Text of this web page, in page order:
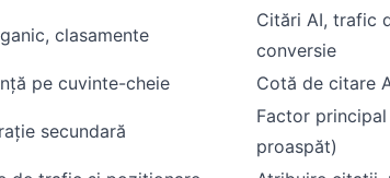
clasamente
Citări AI, trafic
conversie
pe cuvinte-cheie
Cotă de citare
secundară
Factor
proaspăt)